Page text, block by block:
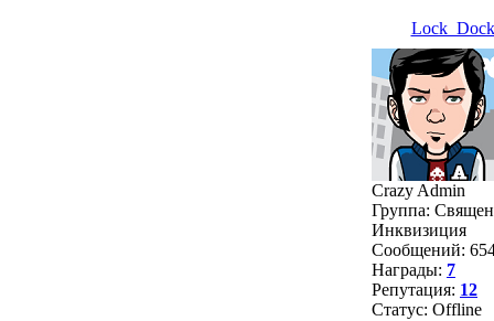
Lock_Dock
Crazy Admin
Группа:
Инквизиция
Сообщений:
Награды: 7
Репутация: 12
Статус: Offline